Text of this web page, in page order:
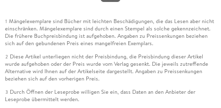
1 Mängelexemplare sind Bücher mit leichten Beschädigungen, die das Lesen aber nicht
einschränken. Mängelexemplare sind durch einen Stempel als solche gekennzeichnet.
Die frühere Buchpreisbindung ist aufgehoben. Angaben zu Preissenkungen beziehen
sich auf den gebundenen Preis eines mangelfreien Exemplars.
2 Diese Artikel unterliegen nicht der Preisbindung, die Preisbindung dieser Artikel
wurde aufgehoben oder der Preis wurde vom Verlag gesenkt. Die jeweils zutreffende
Alternative wird Ihnen auf der Artikelseite dargestellt. Angaben zu Preissenkungen
beziehen sich auf den vorherigen Preis.
3 Durch Öffnen der Leseprobe willigen Sie ein, dass Daten an den Anbieter der
Leseprobe übermittelt werden.